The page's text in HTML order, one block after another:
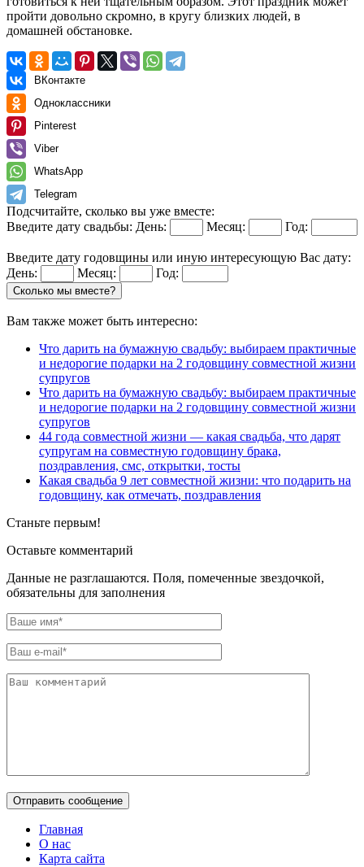
пройти довольно скромно, в кругу близких людей, в
домашней обстановке.
ВКонтакте
Одноклассники
Pinterest
Viber
WhatsApp
Telegram
Подсчитайте, сколько вы уже вместе:
Введите дату свадьбы: День: Месяц: Год:
Введите дату годовщины или иную интересующую Вас дату:
День:
Месяц: Год:
Сколько мы вместе?
Вам также может быть интересно:
Что дарить на бумажную свадьбу: выбираем практичные
и недорогие подарки на 2 годовщину совместной жизни
супругов
Что дарить на бумажную свадьбу: выбираем практичные
и недорогие подарки на 2 годовщину совместной жизни
супругов
44 года совместной жизни — какая свадьба, что дарят
супругам на совместную годовщину брака,
поздравления, смс, открытки, тосты
Какая свадьба 9 лет совместной жизни: что подарить на
годовщину, как отмечать, поздравления
Станьте первым!
Оставьте комментарий
Данные не разглашаются. Поля, помеченные звездочкой,
обязательны для заполнения
Главная
О нас
Карта сайта